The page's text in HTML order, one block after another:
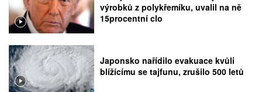
výrobků z polykřemíku, uvalil na ně
15procentní clo
Japonsko nařídilo evakuace kvůli
blížícímu se tajfunu, zrušilo 500 letů